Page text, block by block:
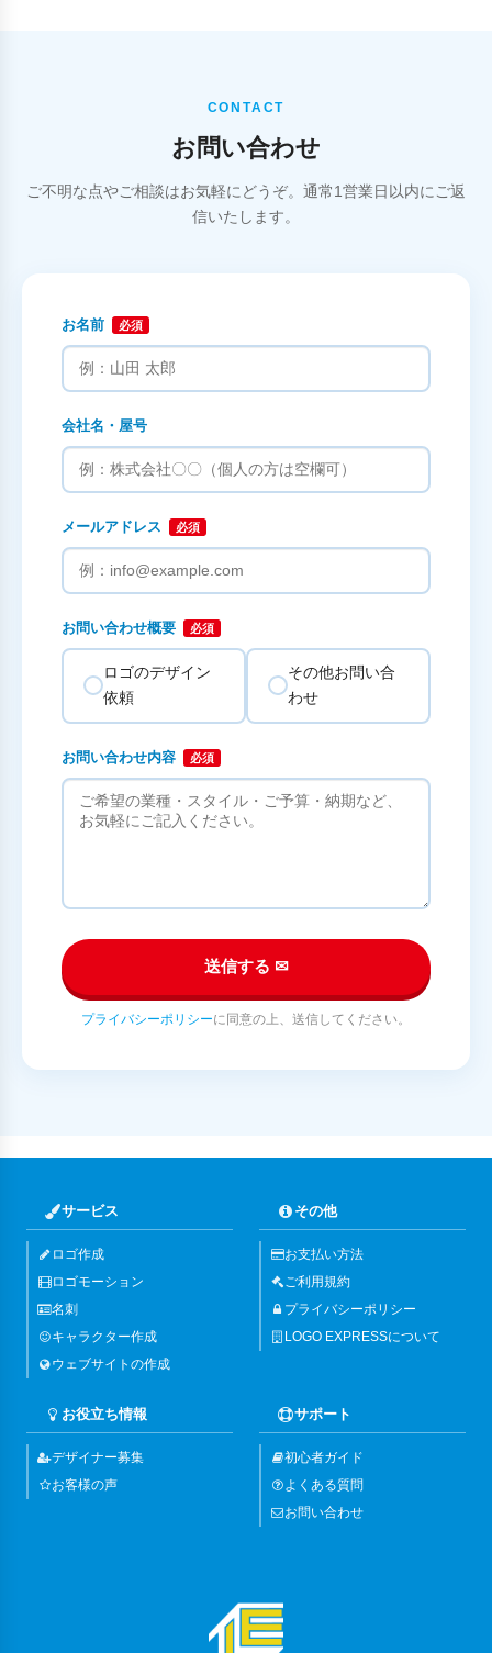
CONTACT
お問い合わせ
ご不明な点やご相談はお気軽にどうぞ。通常1営業日以内にご返
信いたします。
お名前 必須
会社名・屋号
メールアドレス 必須
お問い合わせ概要 必須
ロゴのデザイン
依頼
その他お問い合
わせ
お問い合わせ内容 必須
送信する ✉
プライバシーポリシーに同意の上、送信してください。
サービス
ロゴ作成
ロゴモーション
名刺
キャラクター作成
ウェブサイトの作成
その他
お支払い方法
ご利用規約
プライバシーポリシー
LOGO EXPRESSについて
お役立ち情報
デザイナー募集
お客様の声
サポート
初心者ガイド
よくある質問
お問い合わせ